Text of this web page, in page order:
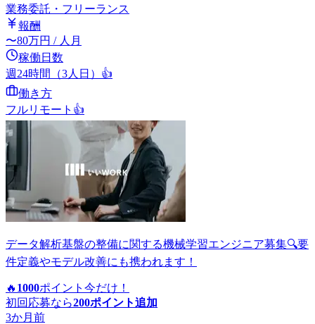
業務委託・フリーランス
報酬
〜80万円 / 人月
稼働日数
週24時間（3人日） 👍
働き方
フルリモート 👍
データ解析基盤の整備に関する機械学習エンジニア募集🔍要
件定義やモデル改善にも携われます！
🔥 1000ポイント 今だけ！
初回応募なら200ポイント追加
3か月前